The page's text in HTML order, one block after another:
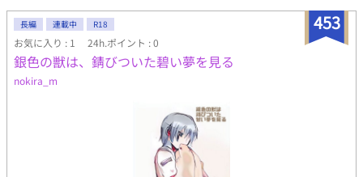
453
長編 連載中 R18
お気に入り : 1 24h.ポイント : 0
銀色の獣は、錆びついた碧い夢を見る
nokira_m